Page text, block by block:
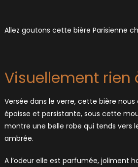
Allez goutons cette bière Parisienne
Visuellement rien
Versée dans le verre, cette bière
épaisse et persistante, sous cette
montre une belle robe qui tends vers
ambrée.
A l’odeur elle est parfumée, joliment